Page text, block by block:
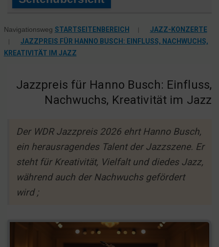
Navigationsweg STARTSEITENBEREICH |
JAZZ-KONZERTE
|
JAZZPREIS FÜR HANNO BUSCH: EINFLUSS, NACHWUCHS,
KREATIVITÄT IM JAZZ
Jazzpreis für Hanno Busch: Einfluss,
Nachwuchs, Kreativität im Jazz
Der WDR Jazzpreis 2026 ehrt Hanno Busch,
ein herausragendes Talent der Jazzszene. Er
steht für Kreativität, Vielfalt und diedes Jazz,
während auch der Nachwuchs gefördert
wird ;